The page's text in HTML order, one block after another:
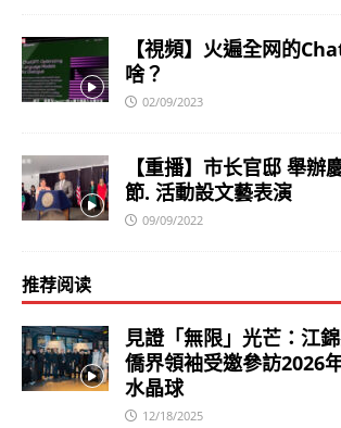
【視頻】火遍全网的
啥？
02/09/2023
【重播】市长官邸 舉辦
節. 活動設文藝表演
09/09/2022
推荐阅读
見證「無限」光芒：江
僑界領袖受邀參訪2026
水晶球
12/18/2025